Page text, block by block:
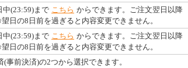
中(23:59)まで こちら からできます。ご注文翌日以降
日の8日前を過ぎると内容変更できません。
中(23:59)まで こちら からできます。ご注文翌日以降
日の8日前を過ぎると内容変更できません。
事前決済)の2つから選択できます。